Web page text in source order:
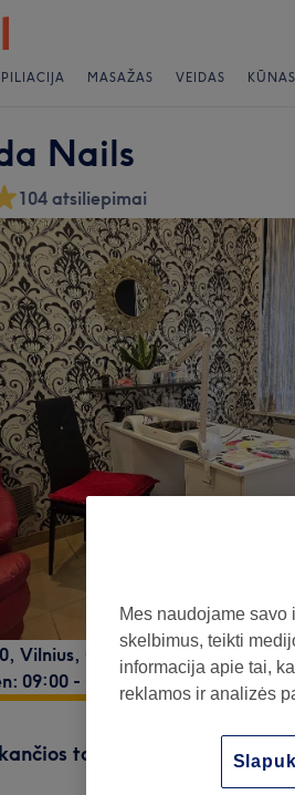
MASAŽAS VEIDAS KŪNAS
Nails
104 atsiliepimai
, Vilnius,
03225
09:00 - 18:00
tavo paiešką
Mes naudojame
skelbimus, teikti
informacija apie tai,
reklamos ir analizės